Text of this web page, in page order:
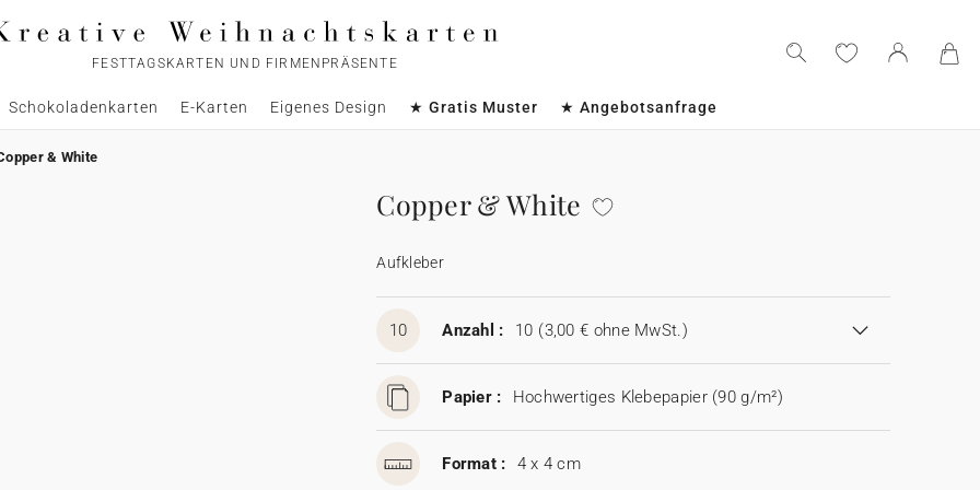
FESTTAGSKARTEN UND FIRMENPRÄSENTE
Schokoladenkarten E-Karten Eigenes Design ★ Gratis Muster ★ Angebotsanfrage
& White
Copper & White
Aufkleber
10 Anzahl : 10 (3,00 € ohne MwSt.)
Papier : Hochwertiges Klebepapier (90 g/m²)
Format : 4 x 4 cm